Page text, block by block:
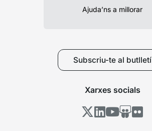
Ajuda’ns a millorar
Subscriu-te al butlletí
Xarxes socials